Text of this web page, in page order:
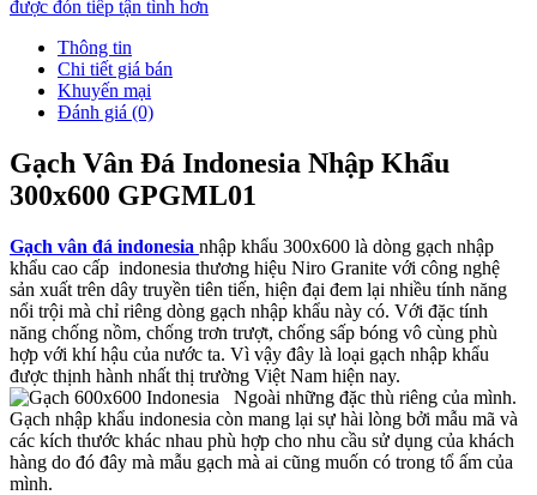
được đón tiếp tận tình hơn
Thông tin
Chi tiết giá bán
Khuyến mại
Đánh giá (0)
Gạch Vân Đá Indonesia Nhập Khẩu
300x600 GPGML01
Gạch vân đá indonesia nhập khẩu 300x600 là dòng gạch nhập
khẩu cao cấp indonesia thương hiệu Niro Granite với công nghệ
sản xuất trên dây truyền tiên tiến, hiện đại đem lại nhiều tính năng
nổi trội mà chỉ riêng dòng gạch nhập khẩu này có. Với đặc tính
năng chống nồm, chống trơn trượt, chống sấp bóng vô cùng phù
hợp với khí hậu của nước ta. Vì vậy đây là loại gạch nhập khẩu
được thịnh hành nhất thị trường Việt Nam hiện nay.
Ngoài những đặc thù riêng của mình.
Gạch nhập khẩu indonesia còn mang lại sự hài lòng bởi mẫu mã và
các kích thước khác nhau phù hợp cho nhu cầu sử dụng của khách
hàng do đó đây mà mẫu gạch mà ai cũng muốn có trong tổ ấm của
mình.